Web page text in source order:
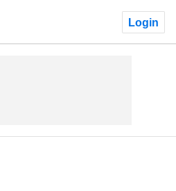
Login